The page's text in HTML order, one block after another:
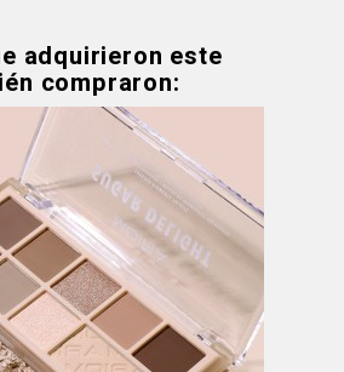
adquirieron este
compraron: